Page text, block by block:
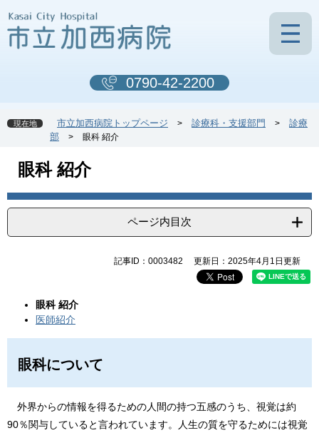
ー
ジ
。
ニ
ュ
て
0790-42-2200
現在地 市立加西病院トップページ > 診療科・支援部門 >
診療
部
> 眼科 紹介
眼科 紹介
ページ内目次
記事ID：0003482 更新日：2025年4月1日更新
眼科 紹介
医師紹介
眼科について
外界からの情報を得るための人間の持つ五感のうち、視覚は約
90％関与していると言われています。人生の質を守るためには視覚